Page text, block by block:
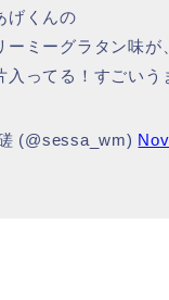
げくんの
ーミーグラタン味が
入ってる！すごいう
(@sessa_wm)